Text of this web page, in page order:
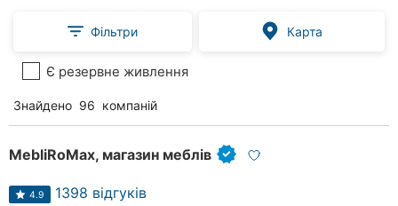
Фільтри Карта
Є резервне живлення
Знайдено 96 компаній
MebliRoMax, магазин меблів
4.9 1398 відгуків